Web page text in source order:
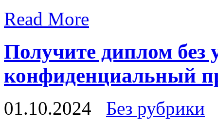
Read More
Получите диплом
конфиденциальный
01.10.2024 Без рубрики